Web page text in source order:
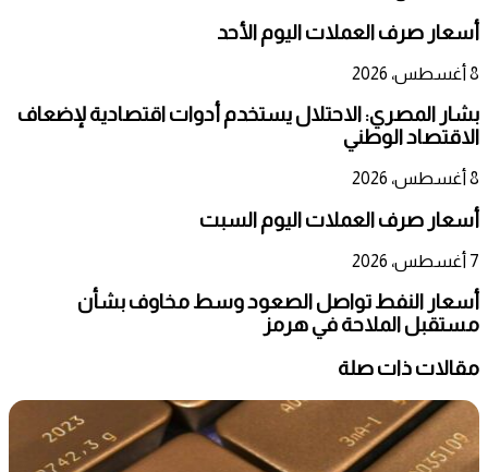
أسعار صرف العملات اليوم الأحد
8 أغسطس، 2026
بشار المصري: الاحتلال يستخدم أدوات اقتصادية لإضعاف
الاقتصاد الوطني
8 أغسطس، 2026
أسعار صرف العملات اليوم السبت
7 أغسطس، 2026
أسعار النفط تواصل الصعود وسط مخاوف بشأن
مستقبل الملاحة في هرمز
مقالات ذات صلة